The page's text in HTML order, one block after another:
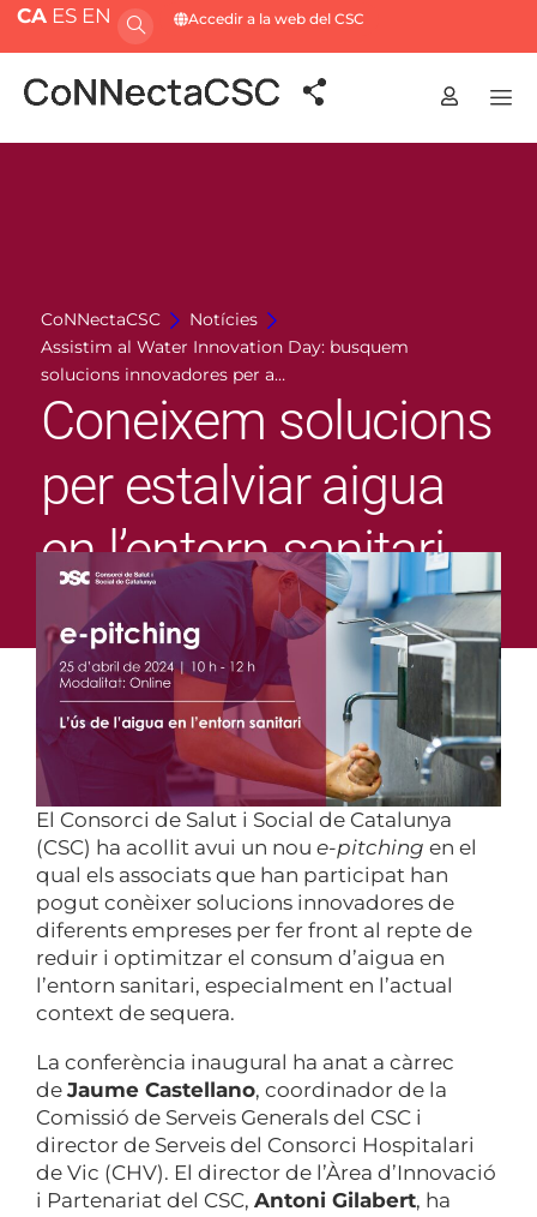
CA ES EN Accedir a la web del CSC
CoNNectaCSC
Notícies
Assistim al Water Innovation Day: busquem
solucions innovadores per a…
Coneixem solucions
per estalviar aigua
en l’entorn sanitari
El Consorci de Salut i Social de Catalunya
(CSC) ha acollit avui un nou e-pitching en el
qual els associats que han participat han
pogut conèixer solucions innovadores de
diferents empreses per fer front al repte de
reduir i optimitzar el consum d’aigua en
l’entorn sanitari, especialment en l’actual
context de sequera.
La conferència inaugural ha anat a càrrec
de Jaume Castellano, coordinador de la
Comissió de Serveis Generals del CSC i
director de Serveis del Consorci Hospitalari
de Vic (CHV). El director de l’Àrea d’Innovació
i Partenariat del CSC, Antoni Gilabert, ha